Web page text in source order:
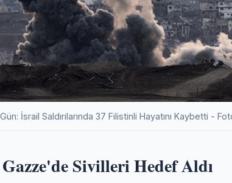
İsrail Saldırılarında 37 Filistinli Hayatını Kaybetti -
Sivilleri Hedef Aldı